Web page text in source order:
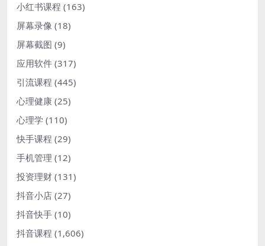
小红书课程 (163)
屏幕录像 (18)
屏幕截图 (9)
应用软件 (317)
引流课程 (445)
心理健康 (25)
心理学 (110)
快手课程 (29)
手机管理 (12)
投资理财 (131)
抖音小店 (27)
抖音快手 (10)
抖音课程 (1,606)